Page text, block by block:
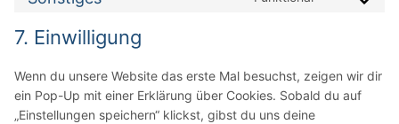
Consent
7. Einwilligung
Wenn du unsere Website das erste Mal besuchst, zeigen wir dir
ein Pop-Up mit einer Erklärung über Cookies. Sobald du auf
„Einstellungen speichern“ klickst, gibst du uns deine